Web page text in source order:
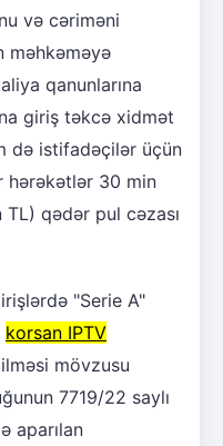
və cəriməni
məhkəməyə
qanunlarına
giriş təkcə xidmət
də istifadəçilər üçün
hərəkətlər 30 min
qədər pul cəzası
"Serie A"
korsan IPTV
mövzusu
7719/22 saylı
aparılan